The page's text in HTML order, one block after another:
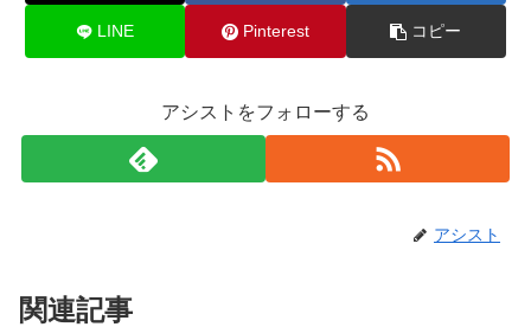
LINE Pinterest コピー
アシストをフォローする
アシスト
関連記事